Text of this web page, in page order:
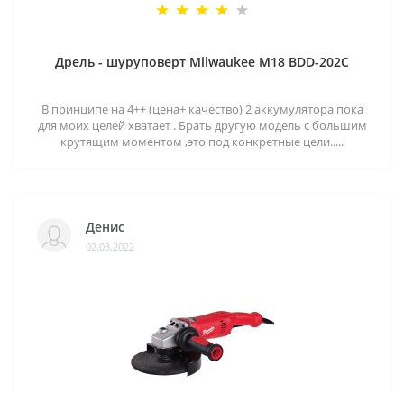
Дрель - шуруповерт Milwaukee M18 BDD-202C
В принципе на 4++ (цена+ качество) 2 аккумулятора пока
для моих целей хватает . Брать другую модель с большим
крутящим моментом ,это под конкретные цели.....
Денис
02.03.2022